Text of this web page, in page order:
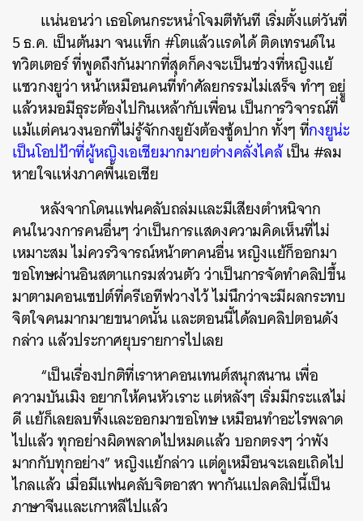
แน่นอนว่า เธอโดนกระหน่ำโจมตีทันที เริ่มตั้งแต่วันที่
5 ธ.ค. เป็นต้นมา จนแท็ก #โตแล้วแรดได้ ติดเทรนด์ใน
ทวิตเตอร์ ที่พูดถึงกันมากที่สุดก็คงจะเป็นช่วงที่หญิงแย้
แซวกงยูว่า หน้าเหมือนคนที่ทำศัลยกรรมไม่เสร็จ ทำๆ อยูู่
แล้วหมอมีธุระต้องไปกินเหล้ากับเพื่อน เป็นการวิจารณ์ที่
แม้แต่คนวงนอกที่ไม่รู้จักกงยูยังต้องซู้ดปาก ทั้งๆ ที่กงยูน่ะ
เป็นโอปป้าที่ผู้หญิงเอเชียมากมายต่างคลั่งไคล้เป็น #ลม
หายใจแห่งภาคพื้นเอเชีย
หลังจากโดนแฟนคลับถล่มและมีเสียงตำหนิจาก
คนในวงการคนอื่นๆ ว่าเป็นการแสดงความคิดเห็นที่ไม่
เหมาะสม ไม่ควรวิจารณ์หน้าตาคนอื่น หญิงแย้ก็ออกมา
ขอโทษผ่านอินสตาแกรมส่วนตัว ว่าเป็นการจัดทำคลิปขึ้น
มาตามคอนเซปต์ที่ครีเอทีฟวางไว้ ไม่นึกว่าจะมีผลกระทบ
จิตใจคนมากมายขนาดนั้น และตอนนี้ได้ลบคลิปตอนดัง
กล่าว แล้วประกาศยุบรายการไปเลย
“เป็นเรื่องปกติที่เราหาคอนเทนต์สนุกสนาน เพื่อ
ความบันเมิง อยากให้คนหัวเราะ แต่หลังๆ เริ่มมีกระแสไม่
ดี แย้ก็เลยลบทิ้งและออกมาขอโทษ เหมือนทำอะไรพลาด
ไปแล้ว ทุกอย่างผิดพลาดไปหมดแล้ว บอกตรงๆ ว่าพัง
มากกับทุกอย่าง” หญิงแย้กล่าว แต่ดูเหมือนจะเลยเถิดไป
ไกลแล้ว เมื่อมีแฟนคลับจิตอาสา พากันแปลคลิปนี้เป็น
ภาษาจีนและเกาหลีไปแล้ว